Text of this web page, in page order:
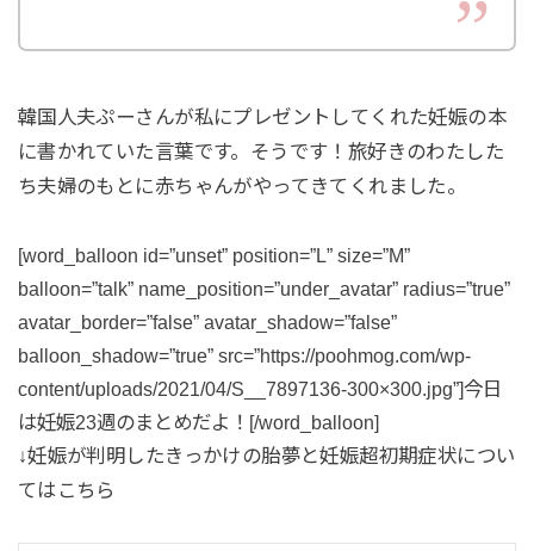
韓国人夫ぷーさんが私にプレゼントしてくれた妊娠の本
に書かれていた言葉です。そうです！旅好きのわたした
ち夫婦のもとに赤ちゃんがやってきてくれました。
[word_balloon id=”unset” position=”L” size=”M”
balloon=”talk” name_position=”under_avatar” radius=”true”
avatar_border=”false” avatar_shadow=”false”
balloon_shadow=”true” src=”https://poohmog.com/wp-
content/uploads/2021/04/S__7897136-300×300.jpg”]今日
は妊娠23週のまとめだよ！[/word_balloon]
↓妊娠が判明したきっかけの胎夢と妊娠超初期症状につい
てはこちら